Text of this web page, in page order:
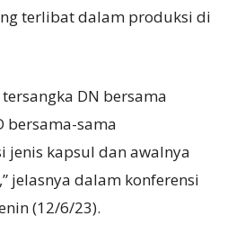
terlibat dalam produksi di
DN bersama
bersama-sama
jenis kapsul dan awalnya
jelasnya dalam konferensi
(12/6/23).